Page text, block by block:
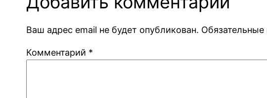
Ваш адрес email не будет опубликован.
Комментарий *